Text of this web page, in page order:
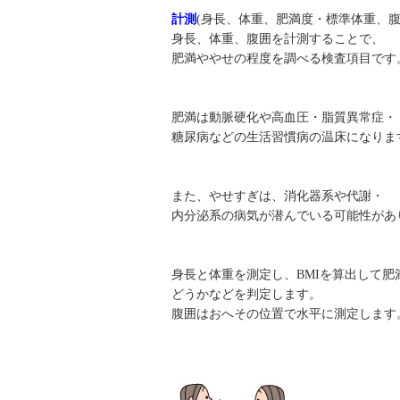
計測(身長、体重、肥満度・標準体重、
身長、体重、腹囲を計測することで、
肥満ややせの程度を調べる検査項目です
肥満は動脈硬化や高血圧・脂質異常症・
糖尿病などの生活習慣病の温床になりま
また、やせすぎは、消化器系や代謝・
内分泌系の病気が潜んでいる可能性があ
身長と体重を測定し、BMIを算出して肥
どうかなどを判定します。
腹囲はおへその位置で水平に測定します